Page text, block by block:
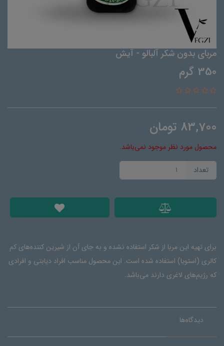
مربای بدون شکر آلبالو - آیش
350 گرم
83,700 تومان
محصول مورد نظر موجود نمی‌باشد.
تعداد
برای تهیه این مربا از شکر استفاده نشده و به جای آن از شیرین کننده‌های کم
کالری (استویا) استفاده شده است. این محصول مناسب افراد دیابتی و افرادی
که رژیم‌های لاغری دارند می‌باشد.
دیدگاه‌ها